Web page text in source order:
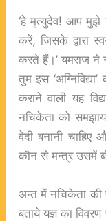
‘हे मृत्युदेव! आप मुझे
करें, जिसके द्वारा
करते हैं।’ यमराज ने
तुम इस
कराने वाली यह
नचिकेता को
वेदी बनानी
कौन से मन्त्र उसमें
अन्त में नचिकेता की
बताये यज्ञ का